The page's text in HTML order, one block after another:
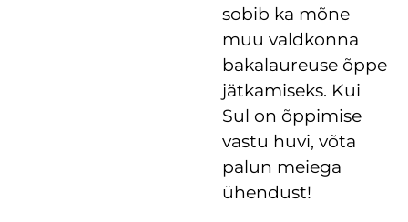
sobib ka mõne
muu valdkonna
bakalaureuse õppe
jätkamiseks. Kui
Sul on õppimise
vastu huvi, võta
palun meiega
ühendust!